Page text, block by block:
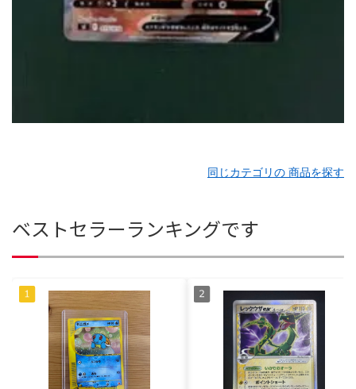
同じカテゴリの 商品を探す
ベストセラーランキングです